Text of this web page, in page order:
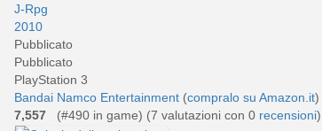
J-Rpg
2010
Pubblicato
Pubblicato
PlayStation 3
Bandai Namco Entertainment (compralo su Amazon.it)
7,557 (#490 in game) (7 valutazioni con 0 recensioni)